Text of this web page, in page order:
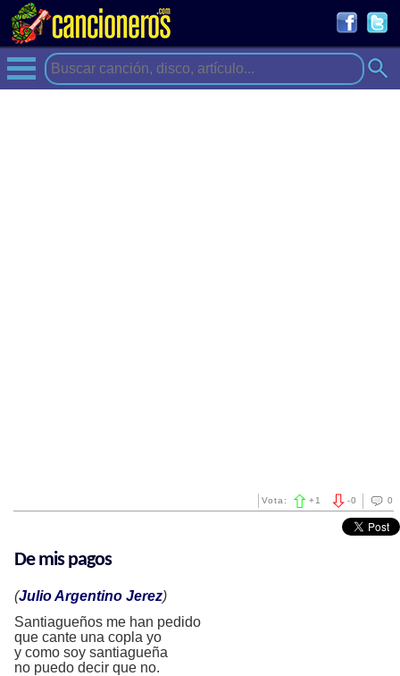
0
-0
Vota: +1
De mis pagos
(Julio Argentino Jerez)
Santiagueños me han pedido
que cante una copla yo
y como soy santiagueña
no puedo decir que no.